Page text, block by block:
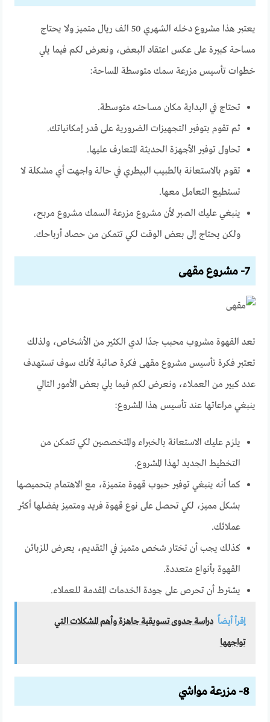
يعتبر هذا مشروع دخله الشهري 50 الف ريال متميز ولا يحتاج
مساحة كبيرة على عكس اعتقاد البعض، ونعرض لكم فيما يلي
خطوات تأسيس مزرعة سمك متوسطة المساحة:
تحتاج في البداية مكان مساحته متوسطة.
ثم تقوم بتوفير التجهيزات الضرورية على قدر إمكانياتك.
تحاول توفير الأجهزة الحديثة المتعارف عليها.
تقوم بالاستعانة بالطبيب البيطري في حالة واجهت أي مشكلة لا
تستطيع التعامل معها.
ينبغي عليك الصبر لأن مشروع مزرعة السمك مشروع مربح،
ولكن يحتاج إلى بعض الوقت لكي تتمكن من حصاد أرباحك.
7- مشروع مقهى
تعد القهوة مشروب محبب جدًا لدي الكثير من الأشخاص، ولذلك
تعتبر فكرة تأسيس مشروع مقهى فكرة صائبة لأنك سوف تستهدف
عدد كبير من العملاء، ونعرض لكم فيما يلي بعض الأمور التالي
ينبغي مراعاتها عند تأسيس هذا المشروع:
يلزم عليك الاستعانة بالخبراء والمتخصصين لكي تتمكن من
التخطيط الجديد لهذا المشروع.
كما أنه ينبغي توفير حبوب قهوة متميزة، مع الاهتمام بتحميصها
بشكل مميز، لكي تحصل على نوع قهوة فريد ومتميز يفضلها أكثر
عملائك.
كذلك يجب أن تختار شخص متميز في التقديم، يعرض للزبائن
القهوة بأنواع متعددة.
يشترط أن تحرص على جودة الخدمات المقدمة للعملاء.
إقرأ أيضاً دراسة جدوى تسويقية جاهزة وأهم المشكلات التي
تواجهها
8- مزرعة مواشي